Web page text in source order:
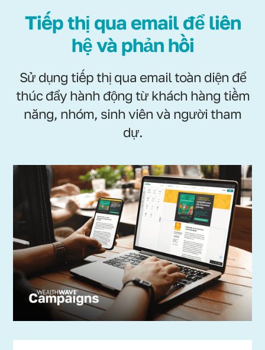
Tiếp thị qua email để liên
hệ và phản hồi
Sử dụng tiếp thị qua email toàn diện để
thúc đẩy hành động từ khách hàng tiềm
năng, nhóm, sinh viên và người tham
dự.